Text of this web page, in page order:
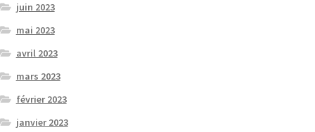
juin 2023
mai 2023
avril 2023
mars 2023
février 2023
janvier 2023